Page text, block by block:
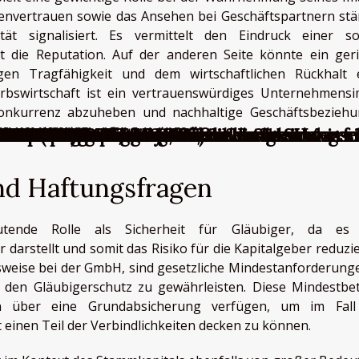
sowie das Ansehen bei Geschäftspartnern
signalisiert. Es vermittelt den Eindruck einer
die Reputation. Auf der anderen Seite könnte ein
Tragfähigkeit und dem wirtschaftlichen Rückhalt
ist ein vertrauenswürdiges
abzuheben und nachhaltige
Haftungsfragen
Rolle als Sicherheit für Gläubiger, da es
und somit das Risiko für die Kapitalgeber
bei der GmbH, sind gesetzliche
Gläubigerschutz zu gewährleisten. Diese
über eine Grundabsicherung verfügen, um im
Teil der Verbindlichkeiten decken zu können.
einer SASU
SARL: Definition, Sozialversicherung
Welche Maßnahmen sind
SAS Besonderheiten, die zu beachten
unterliegen?die Sie über die SASU
für Unternehmer
(CAC)
und Formalitäten
einer SASU?
Echtzeit-Systems steht bevor
Ihrer Besteuerung
SA
wichtige Fragen
für die Veröffentlichung einer
(AG)?abgeschlossen werden?
SASU
SAS und der SA
Wichtige Informationen